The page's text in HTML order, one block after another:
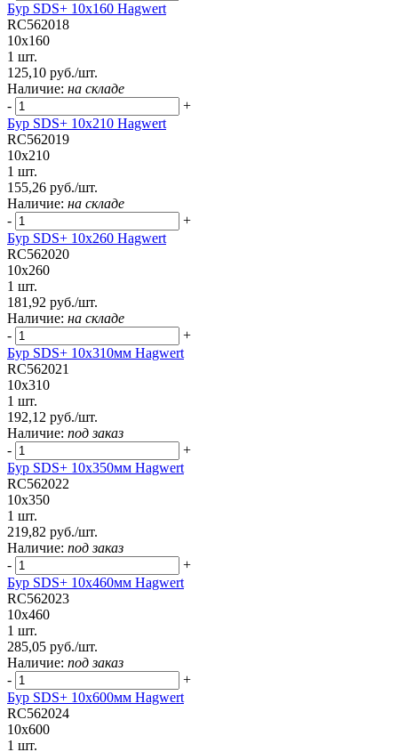
Бур SDS+ 10х160 Hagwert
RC562018
10x160
1 шт.
125,10 руб./шт.
Наличие: на складе
-
+
Бур SDS+ 10х210 Hagwert
RC562019
10x210
1 шт.
155,26 руб./шт.
Наличие: на складе
-
+
Бур SDS+ 10х260 Hagwert
RC562020
10x260
1 шт.
181,92 руб./шт.
Наличие: на складе
-
+
Бур SDS+ 10х310мм Hagwert
RC562021
10x310
1 шт.
192,12 руб./шт.
Наличие: под заказ
-
+
Бур SDS+ 10х350мм Hagwert
RC562022
10x350
1 шт.
219,82 руб./шт.
Наличие: под заказ
-
+
Бур SDS+ 10х460мм Hagwert
RC562023
10x460
1 шт.
285,05 руб./шт.
Наличие: под заказ
-
+
Бур SDS+ 10х600мм Hagwert
RC562024
10x600
1 шт.